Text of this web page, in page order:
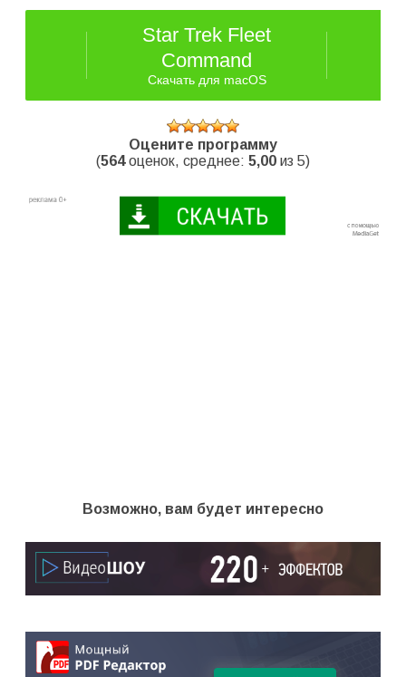
Star Trek Fleet
Command
Скачать для macOS
Оцените программу
(564оценок, среднее: 5,00 из 5)
Возможно, вам будет интересно